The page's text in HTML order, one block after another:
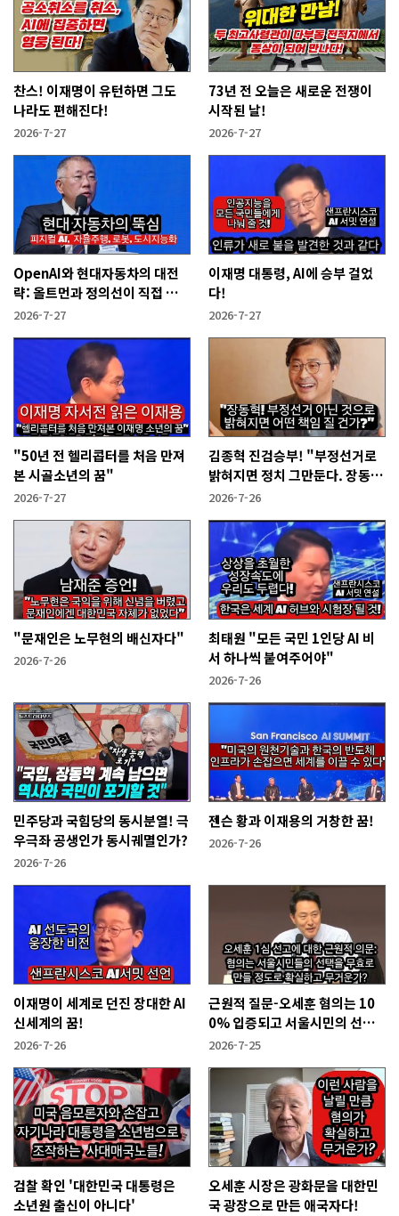
찬스! 이재명이 유턴하면 그도
나라도 편해진다!
2026-7-27
73년 전 오늘은 새로운 전쟁이
시작된 날!
2026-7-27
OpenAI와 현대자동차의 대전
략: 올트먼과 정의선이 직접 설
명한다!
2026-7-27
이재명 대통령, AI에 승부 걸었
다!
2026-7-27
"50년 전 헬리콥터를 처음 만져
본 시골소년의 꿈"
2026-7-27
김종혁 진검승부! "부정선거로
밝혀지면 정치 그만둔다. 장동혁
당신들은?"
2026-7-26
"문재인은 노무현의 배신자다"
2026-7-26
최태원 "모든 국민 1인당 AI 비
서 하나씩 붙여주어야"
2026-7-26
민주당과 국힘당의 동시분열! 극
우극좌 공생인가 동시궤멸인가?
2026-7-26
젠슨 황과 이재용의 거창한 꿈!
2026-7-26
이재명이 세계로 던진 장대한 AI
신세계의 꿈!
2026-7-26
근원적 질문-오세훈 혐의는 10
0% 입증되고 서울시민의 선택
을 무효화시킬 만큼 무겁나?
2026-7-25
검찰 확인 '대한민국 대통령은
소년원 출신이 아니다'
오세훈 시장은 광화문을 대한민
국 광장으로 만든 애국자다!